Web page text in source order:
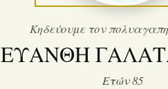
Κηδεύουμε τον
ΕΥΑΝΘΗ
Ετών 85